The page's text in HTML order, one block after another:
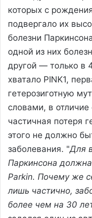
которых с
подвергало их
болезни
одной из них
другой — только в
хватало PINK1,
гетерозиготную
словами, в
частичная потеря
этого не должно
заболевания. "Для
Паркинсона
Parkin. Почему же
лишь частично,
более чем на 30